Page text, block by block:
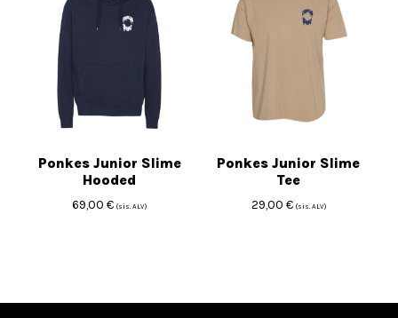
Ponkes Junior Slime
Hooded
69,00€ (sis. ALV)
Ponkes Junior Slime
Tee
29,00 € (sis. ALV)